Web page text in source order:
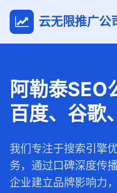
云无限推广公
阿勒泰SEO
百度、谷歌
我们专注于搜索引擎
务，通过口碑深度传
企业建立品牌影响力